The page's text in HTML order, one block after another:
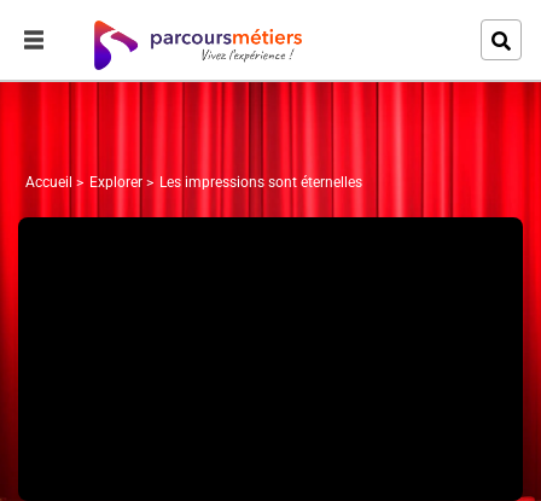
Accueil Explorer Les impressions sont éternelles